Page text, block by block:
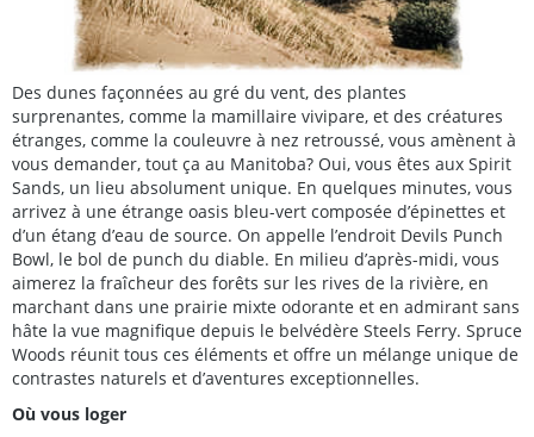
Des dunes façonnées au gré du vent, des plantes
surprenantes, comme la mamillaire vivipare, et des créatures
étranges, comme la couleuvre à nez retroussé, vous amènent à
vous demander, tout ça au Manitoba? Oui, vous êtes aux Spirit
Sands, un lieu absolument unique. En quelques minutes, vous
arrivez à une étrange oasis bleu-vert composée d’épinettes et
d’un étang d’eau de source. On appelle l’endroit Devils Punch
Bowl, le bol de punch du diable. En milieu d’après-midi, vous
aimerez la fraîcheur des forêts sur les rives de la rivière, en
marchant dans une prairie mixte odorante et en admirant sans
hâte la vue magnifique depuis le belvédère Steels Ferry. Spruce
Woods réunit tous ces éléments et offre un mélange unique de
contrastes naturels et d’aventures exceptionnelles.
Où vous loger